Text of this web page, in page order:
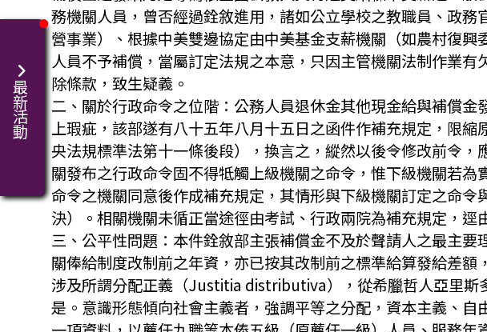
務機關人員，曾否經過銓敘進用，諸如公立學校之教職員、政
營事業）、根據中美雙邊協定由中美基金支薪機關（如農村復
人員不予補償，當屬訂定法規之本意，只因主管機關法制作業
除條款，致生疑義。
二、關於行政命令之位階：公務人員退休金其他現金給與補償
上瑕疵，該部遂有八十五年八月十五日之函件作補充規定，限
央法規標準法第十一條後段），換言之，縱然以後令修改前令
關發布之行政命令固不得牴觸上級機關之命令，惟下級機關若
命令之機關同意後作成補充規定，其情形與下級機關訂定之命
決）。相關機關未循正當途徑由考試、行政兩院為補充規定，
三、公平性問題：本件銓敘部主張補償金不及於聲請人之最主
關俸給制度改制前之年資，亦已按其改制前之標準給算發給差
涉及所謂分配正義（Justitia distributiva），從希臘哲人亞里斯
是。意識形態傾向社會主義者，強調平等之分配，資本主義、
最新活動